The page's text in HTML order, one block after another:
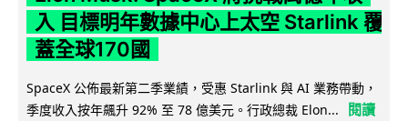
入 目標明年數據中心上太空 Starlink 覆
蓋全球170國
SpaceX 公佈最新第二季業績，受惠 Starlink 與 AI 業務帶動，
季度收入按年飆升 92% 至 78 億美元。行政總裁 Elon...
閱讀